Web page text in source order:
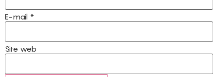
E-mail *
Site web